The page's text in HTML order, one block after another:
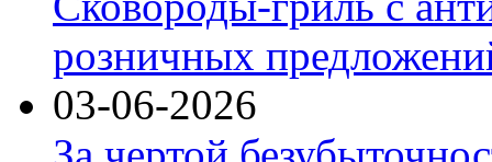
розничных
03-06-2026